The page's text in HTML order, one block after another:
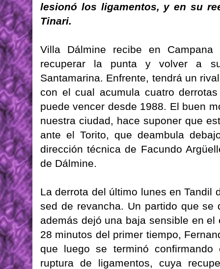
lesionó los ligamentos, y en su
Tinari.
Villa Dálmine recibe en
recuperar la punta y volver a
Santamarina. Enfrente, tendrá un
con el cual acumula cuatro
puede vencer desde 1988. El buen
nuestra ciudad, hace suponer que
ante el Torito, que deambula
dirección técnica de Facundo
de Dálmine.
La derrota del último lunes en Tandil
sed de revancha. Un partido que
además dejó una baja sensible en
28 minutos del primer tiempo,
que luego se terminó
ruptura de ligamentos, cuya